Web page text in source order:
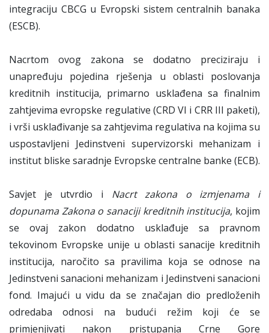
integraciju CBCG u Evropski sistem centralnih banaka
(ESCB).
Nacrtom ovog zakona se dodatno preciziraju i
unapređuju pojedina rješenja u oblasti poslovanja
kreditnih institucija, primarno usklađena sa finalnim
zahtjevima evropske regulative (CRD VI i CRR III paketi),
i vrši usklađivanje sa zahtjevima regulativa na kojima su
uspostavljeni Jedinstveni supervizorski mehanizam i
institut bliske saradnje Evropske centralne banke (ECB).
Savjet je utvrdio i Nacrt zakona o izmjenama i
dopunama Zakona o sanaciji kreditnih institucija, kojim
se ovaj zakon dodatno usklađuje sa pravnom
tekovinom Evropske unije u oblasti sanacije kreditnih
institucija, naročito sa pravilima koja se odnose na
Jedinstveni sanacioni mehanizam i Jedinstveni sanacioni
fond. Imajući u vidu da se značajan dio predloženih
odredaba odnosi na budući režim koji će se
primjenjivati nakon pristupanja Crne Gore